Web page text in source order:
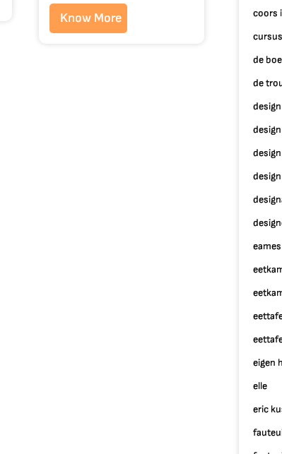
Know More
coors
de
de
eames
eigen
elle
eric